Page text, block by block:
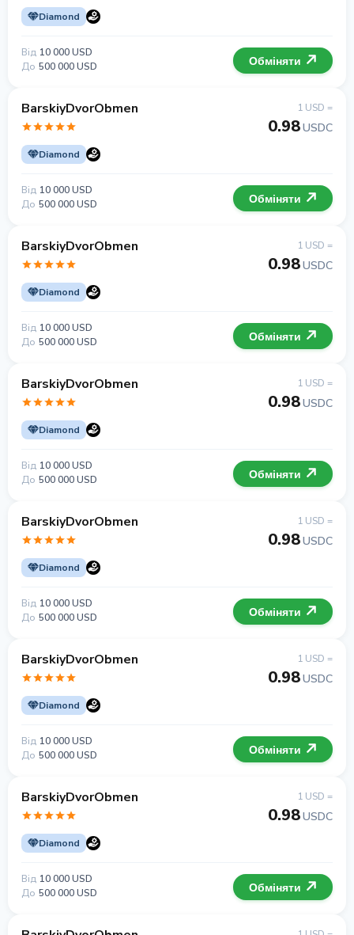
Diamond
Від 10 000 USD
До 500 000 USD Обміняти
BarskiyDvorObmen
Diamond
1 USD =
0.98USDC
Від 10 000 USD
До 500 000 USD Обміняти
BarskiyDvorObmen
Diamond
1 USD =
0.98USDC
Від 10 000 USD
До 500 000 USD Обміняти
BarskiyDvorObmen
Diamond
1 USD =
0.98USDC
Від 10 000 USD
До 500 000 USD Обміняти
BarskiyDvorObmen
Diamond
1 USD =
0.98USDC
Від 10 000 USD
До 500 000 USD Обміняти
BarskiyDvorObmen
Diamond
1 USD =
0.98USDC
Від 10 000 USD
До 500 000 USD Обміняти
BarskiyDvorObmen
Diamond
1 USD =
0.98USDC
Від 10 000 USD
До 500 000 USD Обміняти